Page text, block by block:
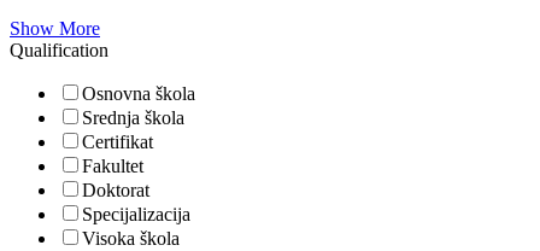
Show More
Qualification
Osnovna škola
Srednja škola
Certifikat
Fakultet
Doktorat
Specijalizacija
Visoka škola